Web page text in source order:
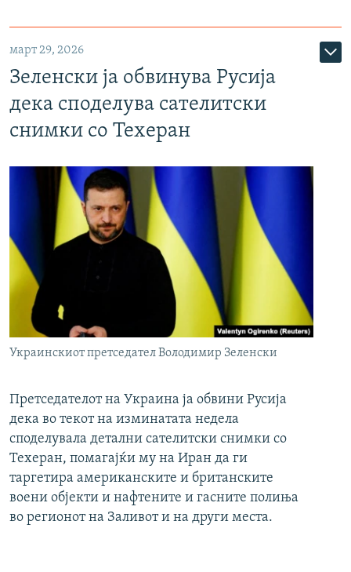
март 29, 2026
Зеленски ја обвинува Русија
дека споделува сателитски
снимки со Техеран
Украинскиот претседател Володимир Зеленски
Претседателот на Украина ја обвини Русија
дека во текот на изминатата недела
споделувала детални сателитски снимки со
Техеран, помагајќи му на Иран да ги
таргетира американските и британските
воени објекти и нафтените и гасните полиња
во регионот на Заливот и на други места.